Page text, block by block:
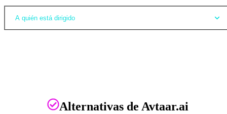
A quién está dirigido
Alternativas de Avtaar.ai